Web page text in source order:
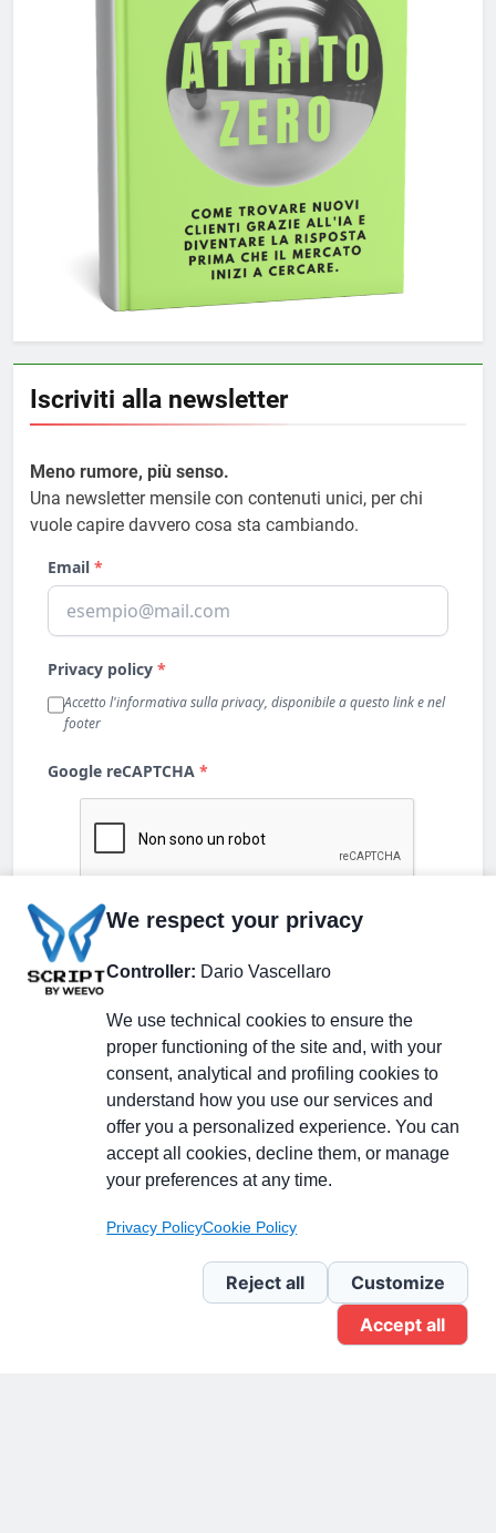
Iscriviti alla newsletter
Meno rumore, più senso.
Una newsletter mensile con contenuti unici, per chi
vuole capire davvero cosa sta cambiando.
Partecipa alla discussione
Pagina Linkedin
Newsletter Linkedin
We respect your privacy
Controller: Dario Vascellaro
We use technical cookies to ensure the
proper functioning of the site and, with your
consent, analytical and profiling cookies to
understand how you use our services and
offer you a personalized experience. You can
accept all cookies, decline them, or manage
your preferences at any time.
Privacy PolicyCookie Policy
Reject all
Customize
Accept all